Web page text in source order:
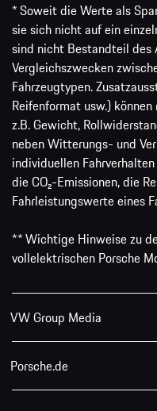
* Soweit die Werte als
sie sich nicht auf ein
sind nicht Bestandteil des
Vergleichszwecken
Fahrzeugtypen.
Reifenformat usw.)
z.B. Gewicht,
neben Witterungs- und
individuellen
die CO₂-Emissionen, die
Fahrleistungswerte eines
** Wichtige Hinweise zu
vollelektrischen Porsche
VW Group Media
Porsche.de